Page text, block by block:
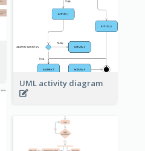
UML activity diagram